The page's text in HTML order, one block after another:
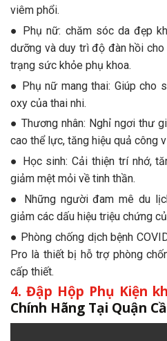
viêm phổi.
● Phụ nữ: chăm sóc da đẹp
dưỡng và duy trì độ đàn hồi
trạng sức khỏe phụ khoa.
● Phụ nữ mang thai: Giúp cho
oxy của thai nhi.
● Thương nhân: Nghỉ ngơi thư
cao thể lực, tăng hiệu quả công
● Học sinh: Cải thiện trí nhớ,
giảm mệt mỏi về tinh thần.
● Những người đam mê du
giảm các dấu hiệu triệu chứng
● Phòng chống dịch bệnh
Pro là thiết bị hỗ trợ phòng
cấp thiết.
4. Đập Hộp Phụ Kiện
Chính Hãng Tại Quận